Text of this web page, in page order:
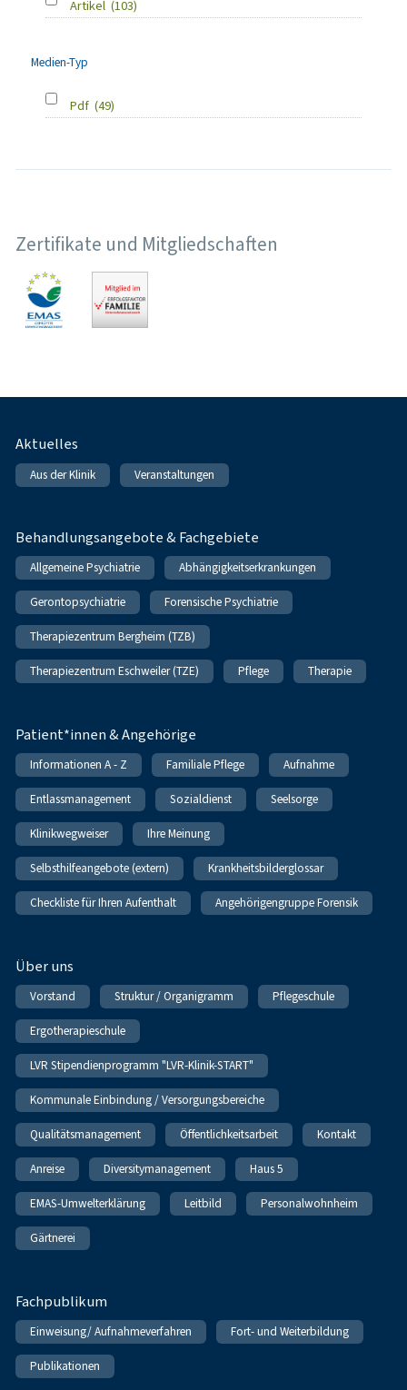
Artikel (103)
Medien-Typ
Pdf (49)
Zertifikate und Mitgliedschaften
Fußnavigation
Aktuelles
Aus der Klinik Veranstaltungen
Behandlungsangebote & Fachgebiete
Allgemeine Psychiatrie Abhängigkeitserkrankungen
Gerontopsychiatrie Forensische Psychiatrie
Therapiezentrum Bergheim (TZB)
Therapiezentrum Eschweiler (TZE) Pflege Therapie
Patient*innen & Angehörige
Informationen A - Z Familiale Pflege Aufnahme
Entlassmanagement Sozialdienst Seelsorge
Klinikwegweiser Ihre Meinung
Selbsthilfeangebote (extern) Krankheitsbilderglossar
Checkliste für Ihren Aufenthalt Angehörigengruppe Forensik
Über uns
Vorstand Struktur / Organigramm Pflegeschule
Ergotherapieschule
LVR Stipendienprogramm "LVR-Klinik-START"
Kommunale Einbindung / Versorgungsbereiche
Qualitätsmanagement Öffentlichkeitsarbeit Kontakt
Anreise Diversitymanagement Haus 5
EMAS-Umwelterklärung Leitbild Personalwohnheim
Gärtnerei
Fachpublikum
Einweisung/ Aufnahmeverfahren Fort- und Weiterbildung
Publikationen